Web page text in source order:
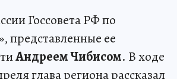
Госсовета РФ по
представленные ее
Андреем Чибисом. В ходе
глава региона рассказал